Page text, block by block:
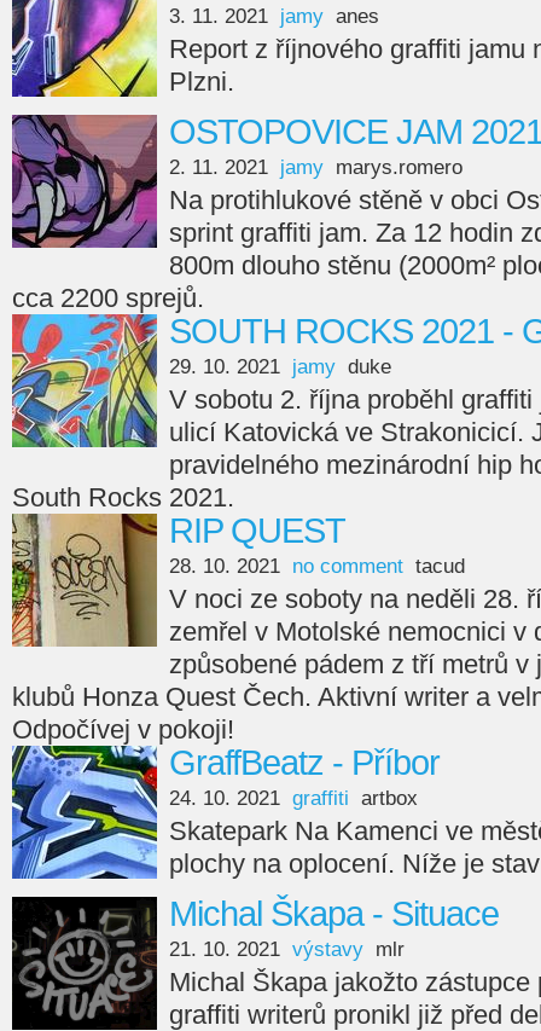
3. 11. 2021 jamy anes
Report z říjnového graffiti jamu
Plzni.
OSTOPOVICE JAM
2. 11. 2021 jamy marys.romero
Na protihlukové stěně v obci
sprint graffiti jam. Za 12 hodin
800m dlouho stěnu (2000m²
cca 2200 sprejů.
SOUTH ROCKS 2021 -
29. 10. 2021 jamy duke
V sobotu 2. října proběhl
ulicí Katovická ve Strakonicicí.
pravidelného mezinárodní hip
South Rocks 2021.
RIP QUEST
28. 10. 2021 no comment tacud
V noci ze soboty na neděli 28.
zemřel v Motolské nemocnici v
způsobené pádem z tří metrů v
klubů Honza Quest Čech. Aktivní writer a
Odpočívej v pokoji!
GraffBeatz - Příbor
24. 10. 2021 graffiti artbox
Skatepark Na Kamenci ve
plochy na oplocení. Níže je
Michal Škapa - Situace
21. 10. 2021 výstavy mlr
Michal Škapa jakožto
graffiti writerů pronikl již před